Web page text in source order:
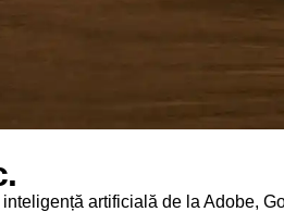
artificială de la Adobe,